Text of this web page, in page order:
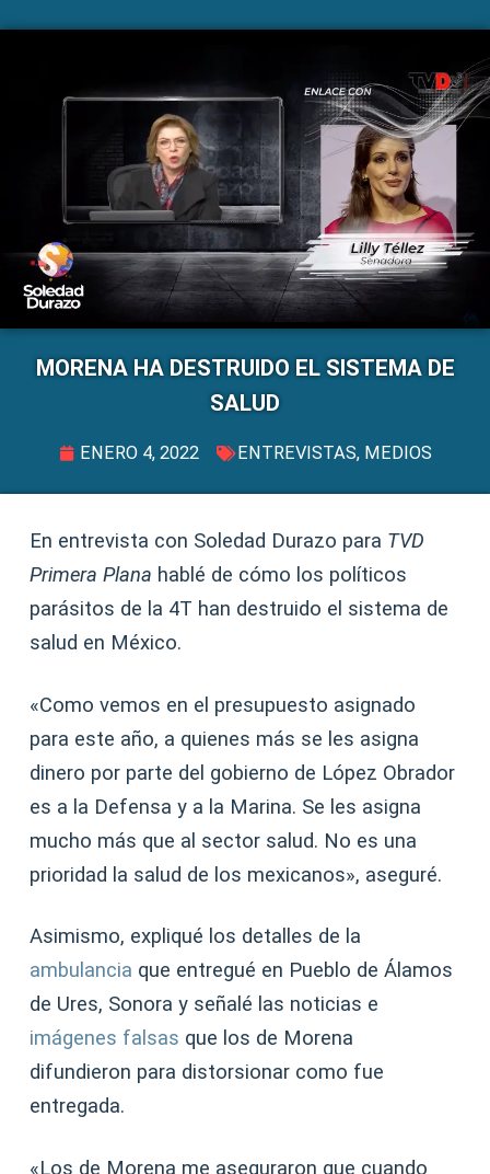
MORENA HA DESTRUIDO EL SISTEMA DE
SALUD
ENERO 4, 2022 ENTREVISTAS, MEDIOS
En entrevista con Soledad Durazo para TVD
Primera Plana hablé de cómo los políticos
parásitos de la 4T han destruido el sistema de
salud en México.
«Como vemos en el presupuesto asignado
para este año, a quienes más se les asigna
dinero por parte del gobierno de López Obrador
es a la Defensa y a la Marina. Se les asigna
mucho más que al sector salud. No es una
prioridad la salud de los mexicanos», aseguré.
Asimismo, expliqué los detalles de la
ambulancia que entregué en Pueblo de Álamos
de Ures, Sonora y señalé las noticias e
imágenes falsas que los de Morena
difundieron para distorsionar como fue
entregada.
«Los de Morena me aseguraron que cuando